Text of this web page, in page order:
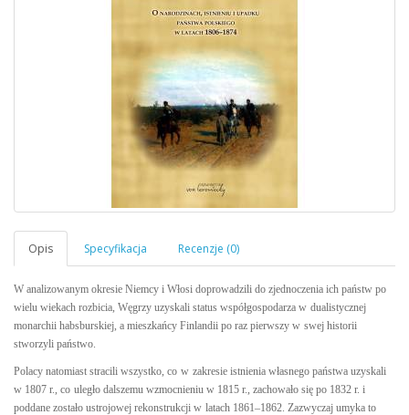
W analizowanym okresie Niemcy i Włosi doprowadzili do zjednoczenia ich państw po
wielu wiekach rozbicia, Węgrzy uzyskali status współgospodarza w dualistycznej
monarchii habsburskiej, a mieszkańcy Finlandii po raz pierwszy w swej historii
stworzyli państwo.
Polacy natomiast stracili wszystko, co w zakresie istnienia własnego państwa uzyskali
w 1807 r., co uległo dalszemu wzmocnieniu w 1815 r., zachowało się po 1832 r. i
poddane zostało ustrojowej rekonstrukcji w latach 1861–1862. Zazwyczaj umyka to